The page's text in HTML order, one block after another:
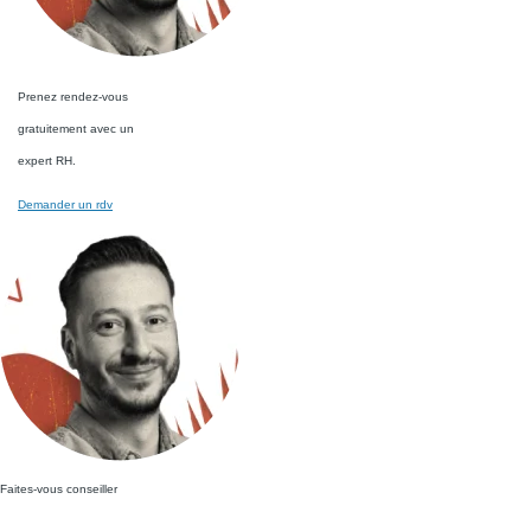
Prenez rendez-vous
gratuitement avec un
expert RH.
Demander un rdv
Faites-vous conseiller